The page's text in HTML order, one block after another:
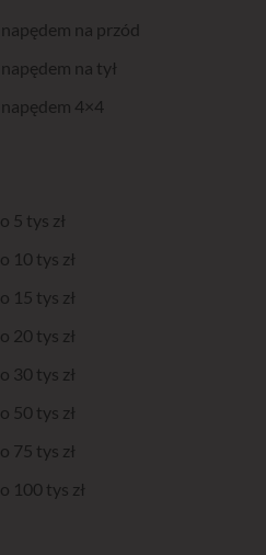
na przód
na tył
4×4
5 tys zł
10 tys zł
15 tys zł
20 tys zł
30 tys zł
50 tys zł
75 tys zł
100 tys zł